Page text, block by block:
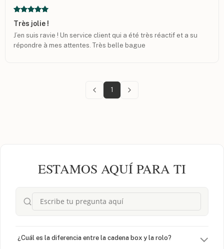
Très jolie !
J’en suis ravie ! Un service client qui a été très réactif et a su
répondre à mes attentes. Très belle bague
1
ESTAMOS AQUÍ PARA TI
¿Cuál es la diferencia entre la cadena box y la rolo?